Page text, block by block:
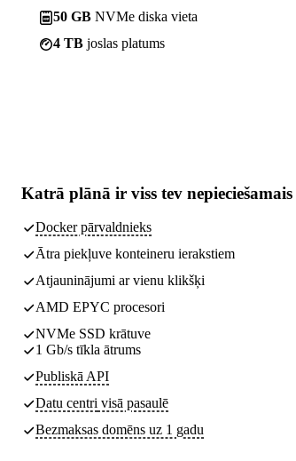
50 GB NVMe diska vieta
4 TB joslas platums
Katrā plānā ir viss tev nepieciešamais
Docker pārvaldnieks
Ātra piekļuve konteineru ierakstiem
Atjauninājumi ar vienu klikšķi
AMD EPYC procesori
NVMe SSD krātuve
1 Gb/s tīkla ātrums
Publiskā API
Datu centri visā pasaulē
Bezmaksas domēns uz 1 gadu